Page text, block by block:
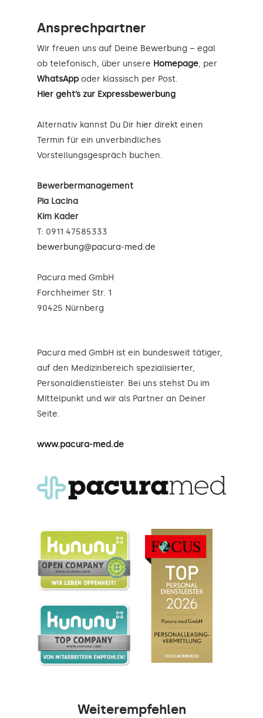
Ansprechpartner
Wir freuen uns auf Deine Bewerbung – egal
ob telefonisch, über unsere Homepage, per
WhatsApp oder klassisch per Post.
Hier geht’s zur Expressbewerbung
Alternativ kannst Du Dir hier direkt einen
Termin für ein unverbindliches
Vorstellungsgespräch buchen.
Bewerbermanagement
Pia Lacina
Kim Kader
T: 0911 47585333
bewerbung@pacura-med.de
Pacura med GmbH
Forchheimer Str. 1
90425 Nürnberg
Pacura med GmbH ist ein bundesweit tätiger,
auf den Medizinbereich spezialisierter,
Personaldienstleister. Bei uns stehst Du im
Mittelpunkt und wir als Partner an Deiner
Seite.
www.pacura-med.de
Weiterempfehlen